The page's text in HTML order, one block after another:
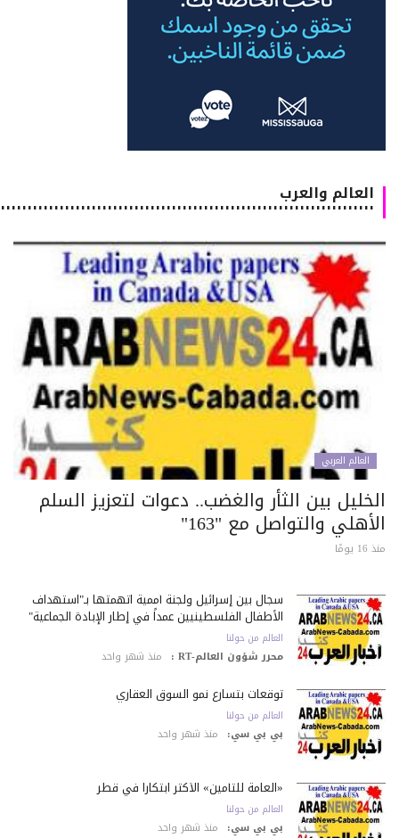
العالم والعرب
٠٠٠٠٠٠٠٠٠٠٠٠٠٠٠٠٠٠٠٠٠٠٠٠٠٠٠٠٠٠٠٠٠٠٠٠٠٠٠٠٠٠٠٠٠٠٠٠٠٠٠٠٠٠٠٠٠٠٠٠٠٠٠٠٠٠٠٠٠٠٠
العالم العربي
بين الثأر والغضب.. دعوات لتعزيز السلم
والتواصل مع "163"
سجال بين إسرائيل ولجنة أممية اتهمتها بـ"استهداف
الأطفال الفلسطينيين عمداً في إطار الإبادة الجماعية"
العالم من حولنا
محرر شؤون العالم-RT : منذ شهر واحد
توقعات بتسارع نمو السوق العقاري
العالم من حولنا
بي بي سي: منذ شهر واحد
«العامة للتأمين» الأكثر ابتكاراً في قطر
العالم من حولنا
بي بي سي: منذ شهر واحد